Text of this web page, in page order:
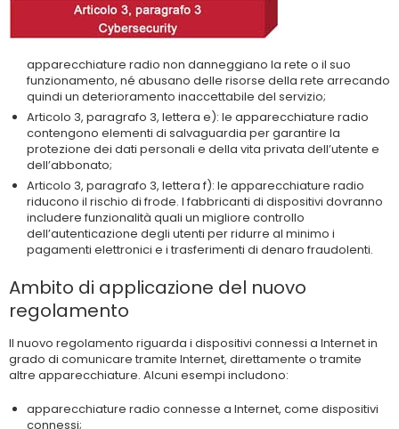
apparecchiature radio non danneggiano la rete o il suo
funzionamento, né abusano delle risorse della rete arrecando
quindi un deterioramento inaccettabile del servizio;
Articolo 3, paragrafo 3, lettera e): le apparecchiature radio
contengono elementi di salvaguardia per garantire la
protezione dei dati personali e della vita privata dell’utente e
dell’abbonato;
Articolo 3, paragrafo 3, lettera f): le apparecchiature radio
riducono il rischio di frode. I fabbricanti di dispositivi dovranno
includere funzionalità quali un migliore controllo
dell’autenticazione degli utenti per ridurre al minimo i
pagamenti elettronici e i trasferimenti di denaro fraudolenti.
Ambito di applicazione del nuovo
regolamento
Il nuovo regolamento riguarda i dispositivi connessi a Internet in
grado di comunicare tramite Internet, direttamente o tramite
altre apparecchiature. Alcuni esempi includono:
apparecchiature radio connesse a Internet, come dispositivi
connessi;